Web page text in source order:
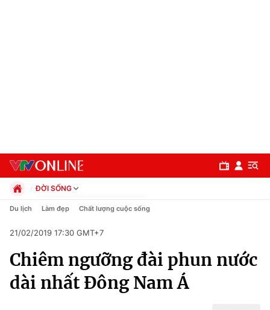
Chuyên mục
Chính trị
ĐỜI SỐNG
Chính trị
Pháp luật
Kinh tế
Thể thao
Truyền hình
Du lịch Làm đẹp Chất lượng cuộc sống
21/02/2019 17:30 GMT+7
Chiêm ngưỡng đài phun nước
dài nhất Đông Nam Á